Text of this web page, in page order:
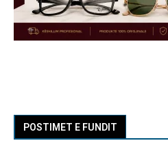
POSTIMET E FUNDIT